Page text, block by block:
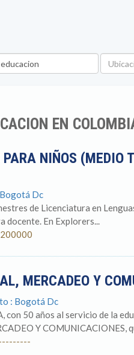
EN
NIÑOS (MEDIO
Dc
de Licenciatura en
docente. En Explorers...
MERCADEO Y
: Bogotá Dc
50 años al servicio de la
Y COMUNICACIONES,